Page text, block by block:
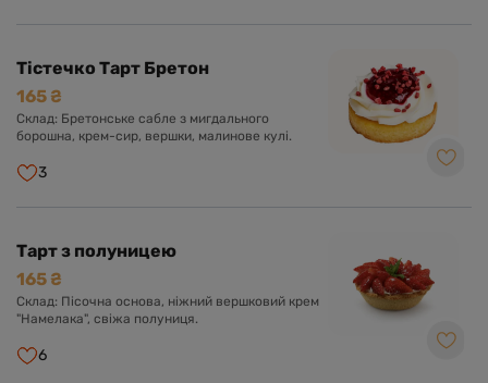
Тістечко Тарт Бретон
165 ₴
Склад: Бретонське сабле з мигдального
борошна, крем-сир, вершки, малинове кулі.
3
Тарт з полуницею
165 ₴
Склад: Пісочна основа, ніжний вершковий крем
"Намелака", свіжа полуниця.
6